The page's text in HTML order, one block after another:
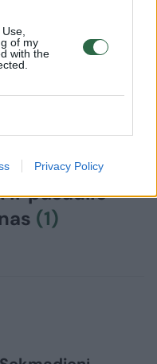
of my
with the
Privacy Policy
ir pasaulio
(1)